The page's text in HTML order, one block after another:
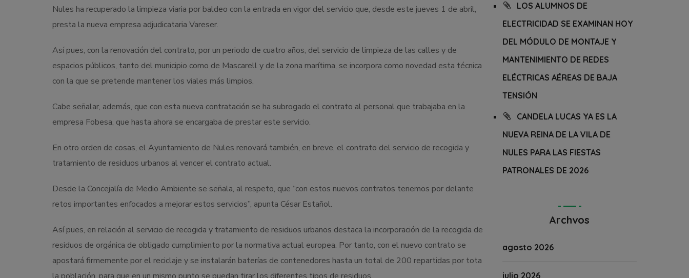
Nules ha recuperado la limpieza viaria por baldeo con la entrada en vigor del servicio que, desde este jueves 1 de abril,
presta la nueva empresa adjudicataria Vareser.
Así pues, con la renovación del contrato, por un periodo de cuatro años, del servicio de limpieza de las calles y de
espacios públicos, tanto del municipio como de Mascarell y de la zona marítima, se incorpora como novedad esta técnica
con la que se pretende mantener los viales más limpios.
Cabe señalar, además, que con esta nueva contratación se ha subrogado el contrato al personal que trabajaba en la
empresa Fobesa, que hasta ahora se encargaba de prestar este servicio.
En otro orden de cosas, el Ayuntamiento de Nules renovará también, en breve, el contrato del servicio de recogida y
tratamiento de residuos urbanos al vencer el contrato actual.
Desde la Concejalía de Medio Ambiente se señala, al respeto, que “con estos nuevos contratos tenemos por delante
retos importantes enfocados a mejorar estos servicios”, apunta César Estañol.
Así pues, en relación al servicio de recogida y tratamiento de residuos urbanos destaca la incorporación de la recogida de
residuos de orgánica de obligado cumplimiento por la normativa actual europea. Por tanto, con el nuevo contrato se
apostará firmemente por el reciclaje y se instalarán baterías de contenedores hasta un total de 200 repartidas por tota
LOS ALUMNOS DE
ELECTRICIDAD SE EXAMINAN HOY
DEL MÓDULO DE MONTAJE Y
MANTENIMIENTO DE REDES
ELÉCTRICAS AÉREAS DE BAJA
TENSIÓN
CANDELA LUCAS YA ES LA
NUEVA REINA DE LA VILA DE
NULES PARA LAS FIESTAS
PATRONALES DE 2026
Archvos
agosto 2026
julio 2026